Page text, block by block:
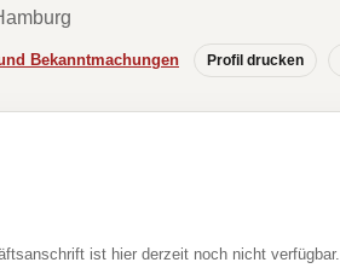
Bekanntmachungen Profil drucken
ist hier derzeit noch nicht verfügbar.